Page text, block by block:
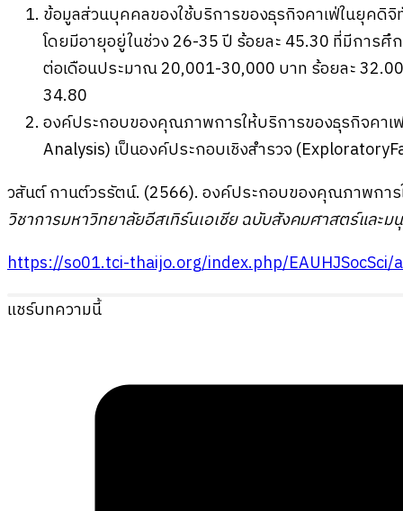
ข้อมูลส่วนบุคคลของใช้บริการของธุรกิจคาเฟ่ในยุค
โดยมีอายุอยู่ในช่วง 26-35 ปี ร้อยละ 45.30 ที่มีการ
ต่อเดือนประมาณ 20,001-30,000 บาท ร้อยละ
34.80
องค์ประกอบของคุณภาพการให้บริการของธุรกิจคาเ
Analysis) เป็นองค์ประกอบเชิงสำรวจ
วสันต์ กานต์วรรัตน์. (2566). องค์ประกอบของคุณภาพกา
วิชาการมหาวิทยาลัยอีสเทิร์นเอเชีย ฉบับสังคมศาสตร์และ
https://so01.tci-thaijo.org/index.php/
แชร์บทความนี้